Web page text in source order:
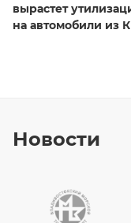
вырастет
на автомобили из
Новости